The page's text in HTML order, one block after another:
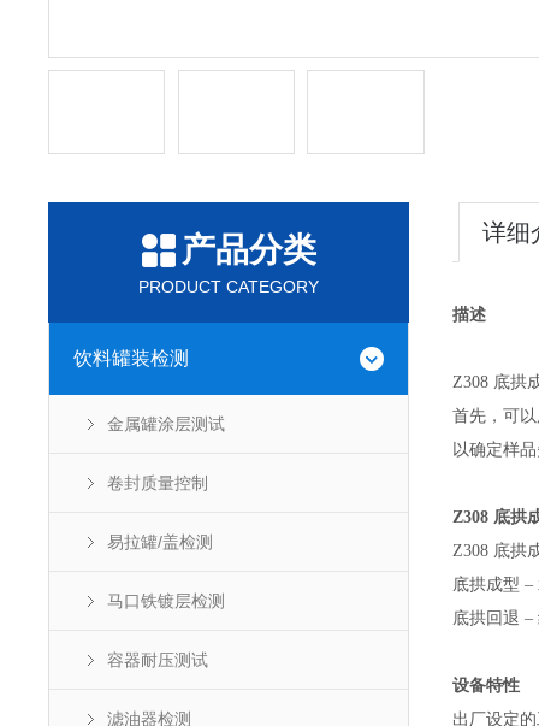
产品分类
PRODUCT CATEGORY
饮料罐装检测
金属罐涂层测试
卷封质量控制
易拉罐/盖检测
马口铁镀层检测
容器耐压测试
滤油器检测
详细
描述
Z308 底拱
首先，可
以确定样
Z308 底拱
Z308 底拱
底拱成型 –
底拱回退 –
设备特性
出厂设定